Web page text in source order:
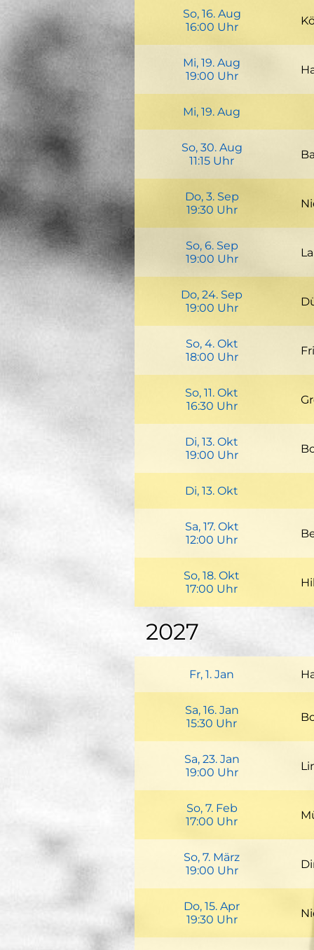
So, 16. Aug
16:00 Uhr
Mi, 19. Aug
19:00 Uhr
Mi, 19. Aug
So, 30. Aug
11:15 Uhr
Do, 3. Sep
19:30 Uhr
So, 6. Sep
19:00 Uhr
Do, 24. Sep
19:00 Uhr
So, 4. Okt
18:00 Uhr
So, 11. Okt
16:30 Uhr
Di, 13. Okt
19:00 Uhr
Di, 13. Okt
Sa, 17. Okt
12:00 Uhr
So, 18. Okt
17:00 Uhr
2027
Fr, 1. Jan
Sa, 16. Jan
15:30 Uhr
Sa, 23. Jan
19:00 Uhr
So, 7. Feb
17:00 Uhr
So, 7. März
19:00 Uhr
Do, 15. Apr
19:30 Uhr